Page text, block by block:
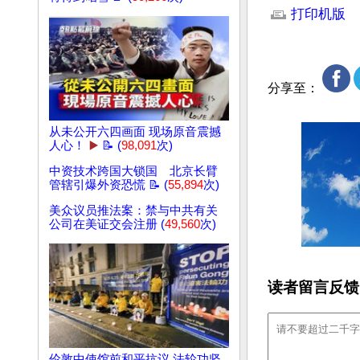
从未公开六四画面 现场原音震撼
人心！
▶️ 📝 (98,091次)
中资技术跨国大锁国 北京长臂
管辖引爆外资恐慌 📝 (55,894次)
美众议员推法案：禁与中共有关
公司在美证交会注册 (49,560次)
打印机版
分享至：
读者留言反